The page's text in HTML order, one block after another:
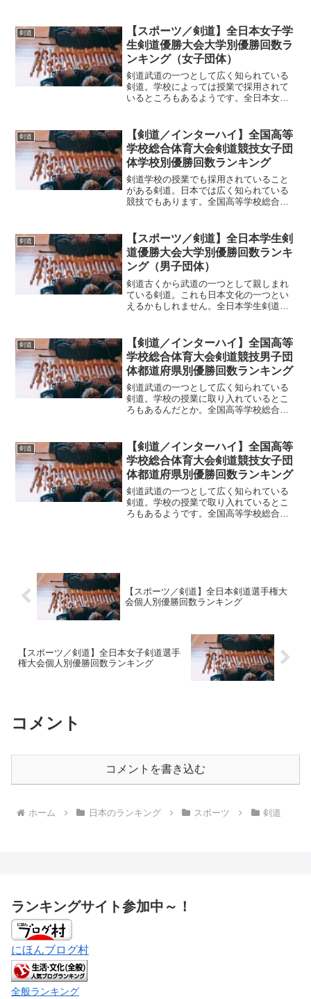
るところもあるようです。日本で昔から
行われている武道の一つと...
剣道
【スポーツ／剣道】全日本女子学
生剣道優勝大会大学別優勝回数ラ
ンキング（女子団体）
剣道武道の一つとして広く知られている
剣道。学校によっては授業で採用されて
いるところもあるようです。全日本女子
生のころからやっているという方も居れ
ば、もう少し後から初めて大...
剣道
【剣道／インターハイ】全国高等
学校総合体育大会剣道競技女子団
体学校別優勝回数ランキング
剣道学校の授業でも採用されていること
がある剣道。日本では広く知られている
競技でもあります。全国高等学校総合体
とは言え、こうした大会の存在も大きい
ことでしょう。高校生とい...
剣道
【スポーツ／剣道】全日本学生剣
道優勝大会大学別優勝回数ランキ
ング（男子団体）
剣道古くから武道の一つとして親しまれ
ている剣道。これも日本文化の一つとい
えるかもしれません。全日本学生剣道優
つ。専用の防具や竹刀が必要となること
で敷居が高いような感じもし...
剣道
【剣道／インターハイ】全国高等
学校総合体育大会剣道競技男子団
体都道府県別優勝回数ランキング
剣道武道の一つとして広く知られている
剣道。学校の授業に取り入れているとこ
ろもあるんだとか。全国高等学校総合体
高校生の間でも同じであり、全国大会も
開催されています。その一...
剣道
【剣道／インターハイ】全国高等
学校総合体育大会剣道競技女子団
体都道府県別優勝回数ランキング
剣道武道の一つとして広く知られている
剣道。学校の授業で取り入れているとこ
ろもあるようです。全国高等学校総合体
【スポーツ／剣道】全日本剣道選手権大
会個人別優勝回数ランキング
【スポーツ／剣道】全日本女子剣道選手
権大会個人別優勝回数ランキング
コメント
コメントを書き込む
ホーム 日本のランキング スポーツ 剣道
ランキングサイト参加中～！
にほんブログ村
全般ランキング